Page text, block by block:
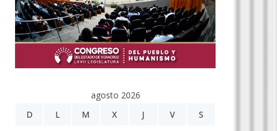
agosto 2026
D
L M X J V S